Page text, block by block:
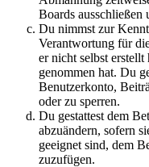
Boards ausschließen
Du nimmst zur
Verantwortung für
er nicht selbst
genommen hat. Du
Benutzerkonto,
oder zu sperren.
Du gestattest dem
abzuändern, sofern
geeignet sind, dem
zuzufügen.